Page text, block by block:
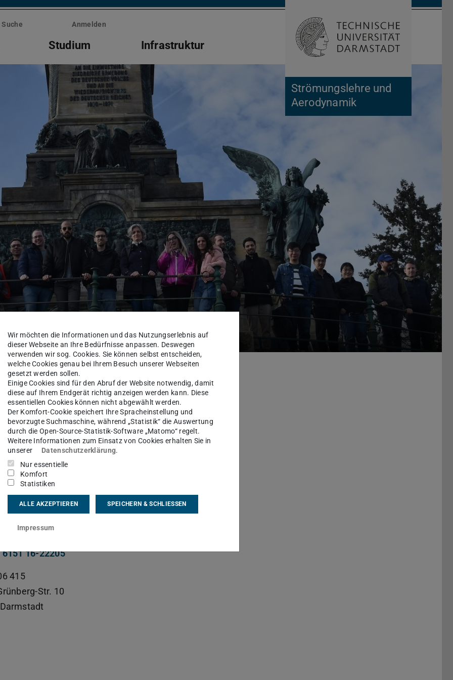
Strömungslehre und
Aerodynamik
Suche Anmelden
Studium Infrastruktur Suche öffnen
und Aerodynamik
GröningerM.Sc.
und Simulation turbulenter Strömungen
...
6151 16-22205
415
Str. 10
Darmstadt
Wir möchten die Informationen und das Nutzungserlebnis auf
dieser Webseite an Ihre Bedürfnisse anpassen. Deswegen
verwenden wir sog. Cookies. Sie können selbst entscheiden,
welche Cookies genau bei Ihrem Besuch unserer Webseiten
gesetzt werden sollen.
Einige Cookies sind für den Abruf der Website notwendig, damit
diese auf Ihrem Endgerät richtig anzeigen werden kann. Diese
essentiellen Cookies können nicht abgewählt werden.
Der Komfort-Cookie speichert Ihre Spracheinstellung und
bevorzugte Suchmaschine, während „Statistik“ die Auswertung
durch die Open-Source-Statistik-Software „Matomo“ regelt.
Weitere Informationen zum Einsatz von Cookies erhalten Sie in
unserer
Datenschutzerklärung.
Nur essentielle
Komfort
Statistiken
ALLE AKZEPTIEREN SPEICHERN & SCHLIESSEN
Impressum